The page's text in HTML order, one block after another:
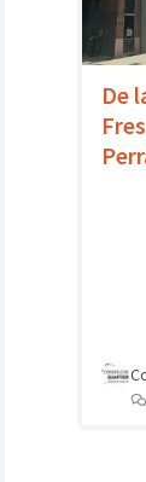
De